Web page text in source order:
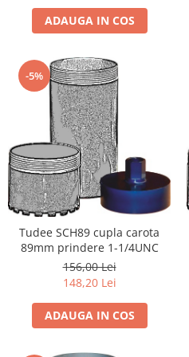
ADAUGA IN COS
-5%
Tudee SCH89 cupla carota
89mm prindere 1-1/4UNC
156,00 Lei
148,20 Lei
ADAUGA IN COS